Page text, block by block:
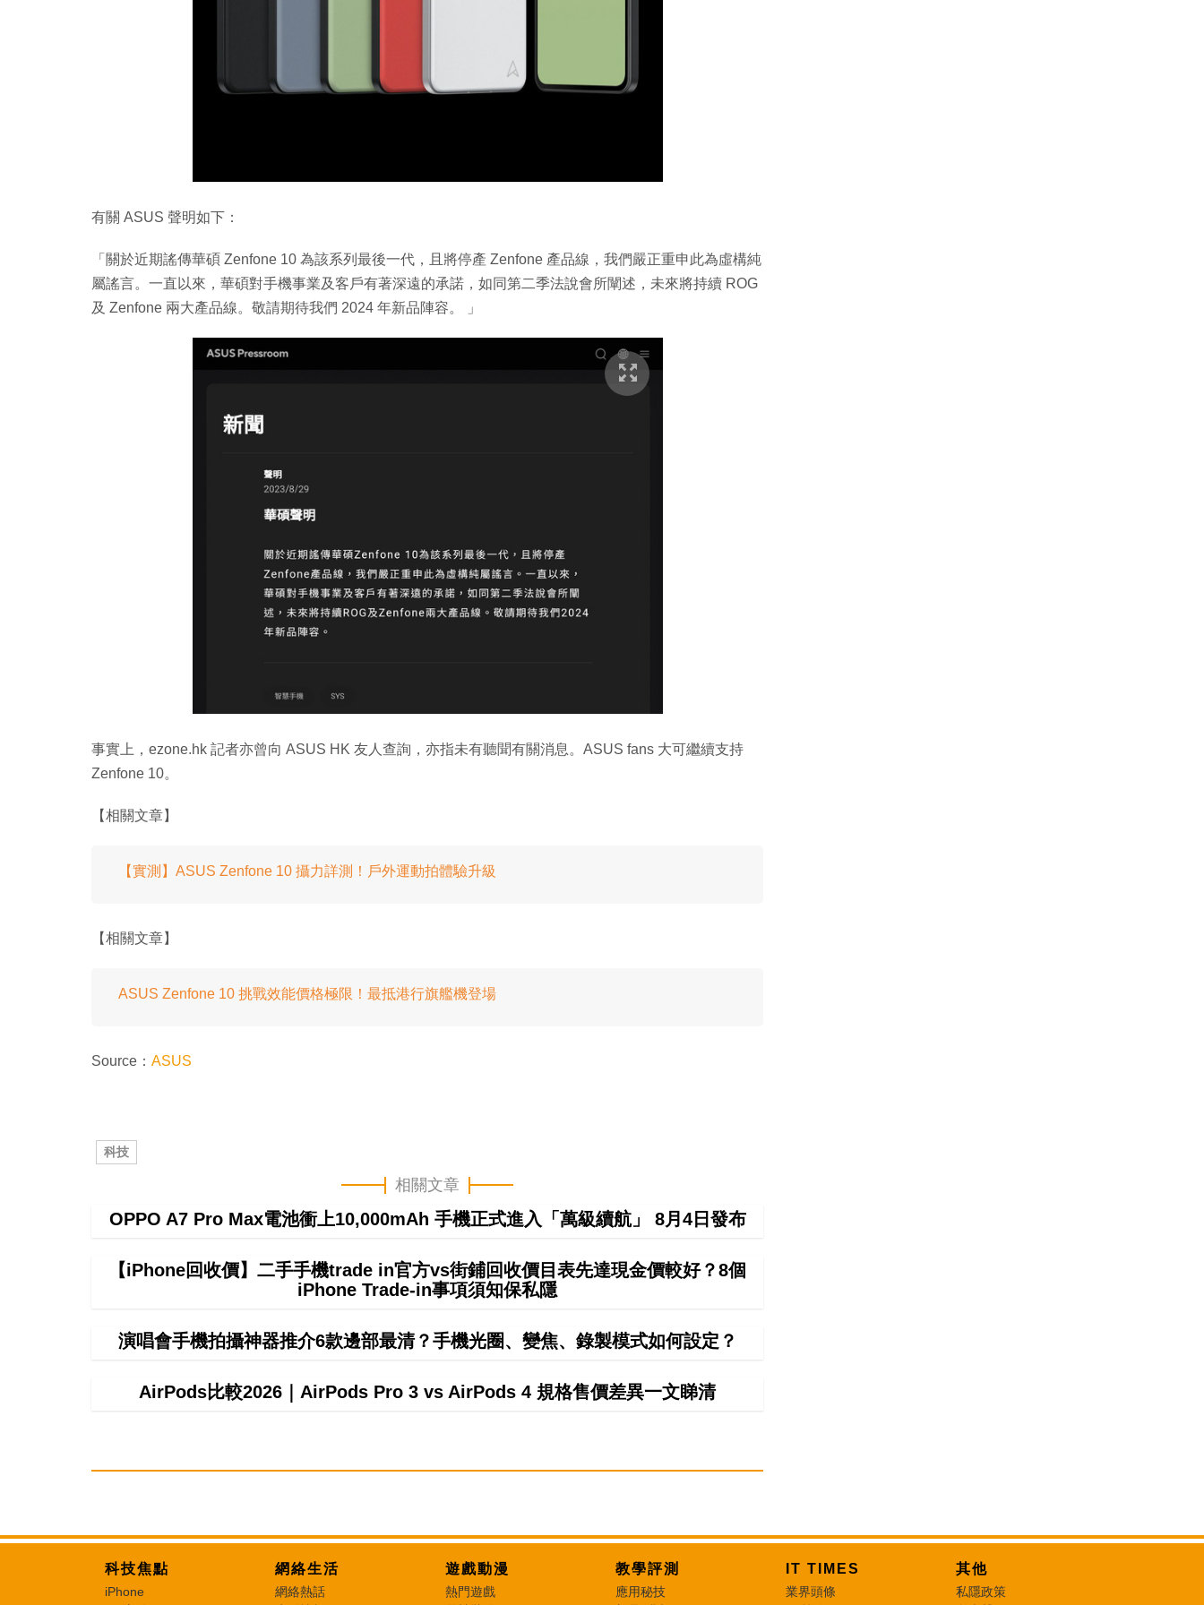
有關 ASUS 聲明如下：
「關於近期謠傳華碩 Zenfone 10 為該系列最後一代，且將停產 Zenfone 產品線，我們嚴正重申此為虛構純
屬謠言。一直以來，華碩對手機事業及客戶有著深遠的承諾，如同第二季法說會所闡述，未來將持續 ROG
及 Zenfone 兩大產品線。敬請期待我們 2024 年新品陣容。 」
事實上，ezone.hk 記者亦曾向 ASUS HK 友人查詢，亦指未有聽聞有關消息。ASUS fans 大可繼續支持
Zenfone 10。
【相關文章】
【實測】ASUS Zenfone 10 攝力詳測！戶外運動拍體驗升級
【相關文章】
ASUS Zenfone 10 挑戰效能價格極限！最抵港行旗艦機登場
Source： ASUS
科技
相關文章
OPPO A7 Pro Max電池衝上10,000mAh 手機正式進入「萬級續航」 8月4日發布
【iPhone回收價】二手手機trade in官方vs街鋪回收價目表先達現金價較好？8個
iPhone Trade-in事項須知保私隱
演唱會手機拍攝神器推介6款邊部最清？手機光圈、變焦、錄製模式如何設定？
AirPods比較2026｜AirPods Pro 3 vs AirPods 4 規格售價差異一文睇清
科技焦點
iPhone
網絡生活
網絡熱話
遊戲動漫
熱門遊戲
教學評測
應用秘技
IT TIMES
業界頭條
其他
私隱政策